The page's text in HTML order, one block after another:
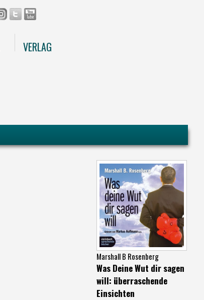
VERLAG
Marshall B Rosenberg
Was Deine Wut dir sagen
will: überraschende
Einsichten